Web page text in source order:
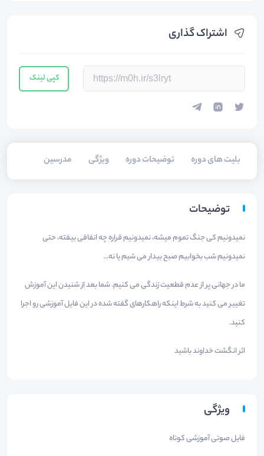
اشتراک گذاری
کپی لینک
بلیت های دوره توضیحات دوره ویژگی مدرسین
توضیحات
نمیدونیم کی جنگ تموم میشه، نمیدونیم قراره چه انفاقی بیفته، حتی
نمیدونیم شب بخوابیم صبح بیدار می شیم یا نه...
ما در جهانی پر از عدم قطعیت زندگی می کنیم. شما بعد از شنیدن این آموزش
تغییر می کنید به شرط اینکه راهکارهای گفته شده در این فایل آموزشی رو اجرا
کنید.
اثر انگشت خداوند باشید
ویژگی
فایل صوتی آموزشی کوتاه